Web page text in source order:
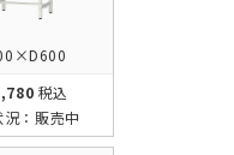
税込
： 販売中